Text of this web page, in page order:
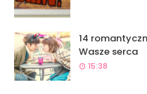
14
Wasze serca
15:38